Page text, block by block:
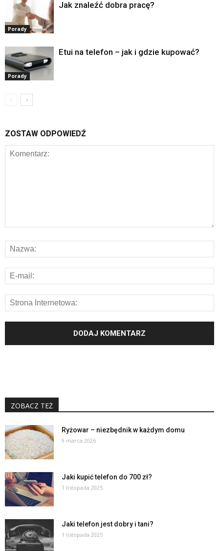
Porady
Jak znaleźć dobra pracę?
Porady
Etui na telefon – jak i gdzie kupować?
ZOSTAW ODPOWIEDŹ
ZOBACZ TEŻ
Ryżowar – niezbędnik w każdym domu
9 marca 2026
Jaki kupić telefon do 700 zł?
1 listopada 2025
Jaki telefon jest dobry i tani?
1 listopada 2025